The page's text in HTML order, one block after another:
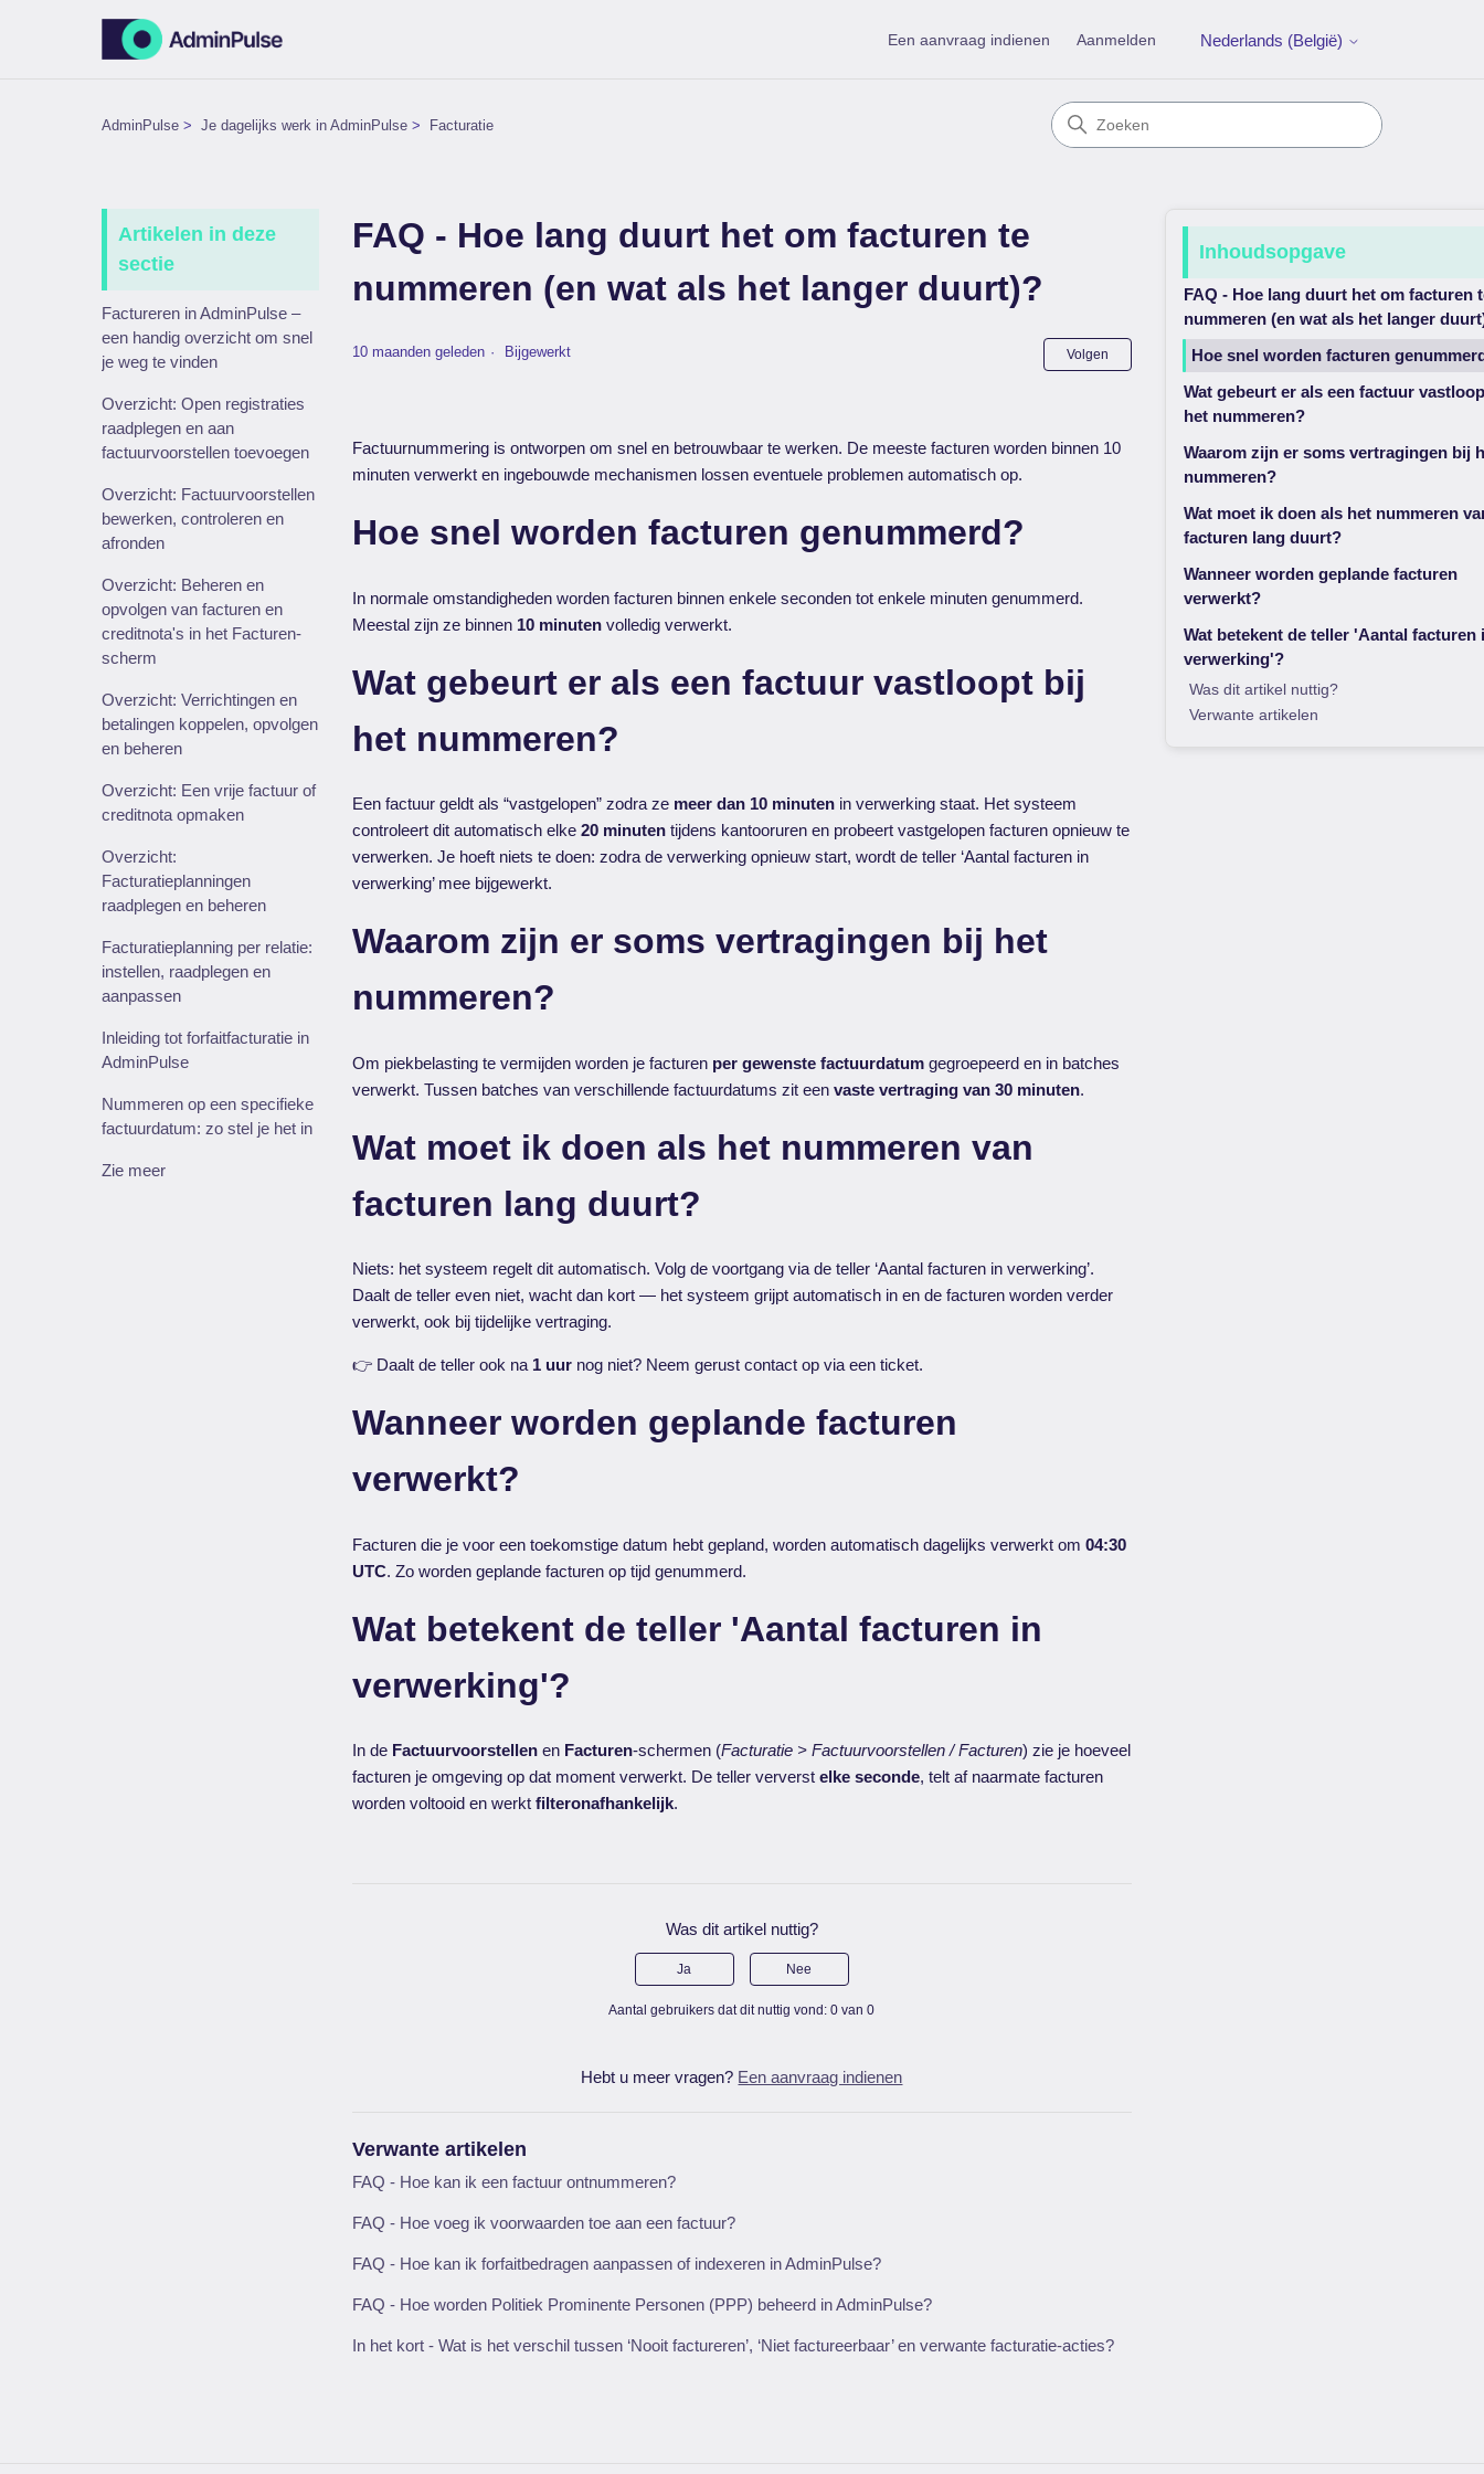
Een aanvraag indienen Aanmelden Nederlands (België)
AdminPulse Je dagelijks werk in AdminPulse Facturatie
Artikelen in deze
sectie
Factureren in AdminPulse –
een handig overzicht om snel
je weg te vinden
Overzicht: Open registraties
raadplegen en aan
factuurvoorstellen toevoegen
Overzicht: Factuurvoorstellen
bewerken, controleren en
afronden
Overzicht: Beheren en
opvolgen van facturen en
creditnota's in het Facturen-
scherm
Overzicht: Verrichtingen en
betalingen koppelen, opvolgen
en beheren
Overzicht: Een vrije factuur of
creditnota opmaken
Overzicht:
Facturatieplanningen
raadplegen en beheren
Facturatieplanning per relatie:
instellen, raadplegen en
aanpassen
Inleiding tot forfaitfacturatie in
AdminPulse
Nummeren op een specifieke
factuurdatum: zo stel je het in
Zie meer
FAQ - Hoe lang duurt het om facturen te
nummeren (en wat als het langer duurt)?
10 maanden geleden Bijgewerkt Volgen Nog door niemand gevolgd
Factuurnummering is ontworpen om snel en betrouwbaar te werken. De meeste facturen worden binnen 10
minuten verwerkt en ingebouwde mechanismen lossen eventuele problemen automatisch op.
Hoe snel worden facturen genummerd?
In normale omstandigheden worden facturen binnen enkele seconden tot enkele minuten genummerd.
Meestal zijn ze binnen 10 minuten volledig verwerkt.
Wat gebeurt er als een factuur vastloopt bij
het nummeren?
Een factuur geldt als “vastgelopen” zodra ze meer dan 10 minuten in verwerking staat. Het systeem
controleert dit automatisch elke20 minuten tijdens kantooruren en probeert vastgelopen facturen opnieuw te
verwerken. Je hoeft niets te doen: zodra de verwerking opnieuw start, wordt de teller ‘Aantal facturen in
verwerking’ mee bijgewerkt.
Waarom zijn er soms vertragingen bij het
nummeren?
Om piekbelasting te vermijden worden je facturen per gewenste factuurdatum gegroepeerd en in batches
verwerkt. Tussen batches van verschillende factuurdatums zit eenvaste vertraging van 30 minuten.
Wat moet ik doen als het nummeren van
facturen lang duurt?
Niets: het systeem regelt dit automatisch. Volg de voortgang via de teller ‘Aantal facturen in verwerking’.
Daalt de teller even niet, wacht dan kort — het systeem grijpt automatisch in en de facturen worden verder
verwerkt, ook bij tijdelijke vertraging.
👉 Daalt de teller ook na 1 uur nog niet? Neem gerust contact op via een ticket.
Wanneer worden geplande facturen
verwerkt?
Facturen die je voor een toekomstige datum hebt gepland, worden automatisch dagelijks verwerkt om04:30
UTC. Zo worden geplande facturen op tijd genummerd.
Wat betekent de teller 'Aantal facturen in
verwerking'?
In de Factuurvoorstellen en Facturen-schermen (Facturatie > Factuurvoorstellen / Facturen) zie je hoeveel
facturen je omgeving op dat moment verwerkt. De teller ververstelke seconde, telt af naarmate facturen
worden voltooid en werktfilteronafhankelijk.
Was dit artikel nuttig?
Ja Nee
Aantal gebruikers dat dit nuttig vond: 0 van 0
Hebt u meer vragen? Een aanvraag indienen
Verwante artikelen
FAQ - Hoe kan ik een factuur ontnummeren?
FAQ - Hoe voeg ik voorwaarden toe aan een factuur?
FAQ - Hoe kan ik forfaitbedragen aanpassen of indexeren in AdminPulse?
FAQ - Hoe worden Politiek Prominente Personen (PPP) beheerd in AdminPulse?
In het kort - Wat is het verschil tussen ‘Nooit factureren’, ‘Niet factureerbaar’ en verwante facturatie-acties?
Inhoudsopgave
FAQ - Hoe lang duurt het om facturen
nummeren (en wat als het langer
Hoe snel worden facturen
Wat gebeurt er als een factuur
het nummeren?
Waarom zijn er soms vertragingen bij
nummeren?
Wat moet ik doen als het nummeren
facturen lang duurt?
Wanneer worden geplande facturen
verwerkt?
Wat betekent de teller 'Aantal facturen
verwerking'?
Was dit artikel nuttig?
Verwante artikelen